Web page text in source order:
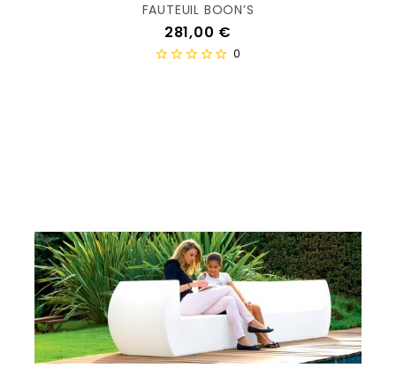
FAUTEUIL BOON’S
Prix
281,00 €
0